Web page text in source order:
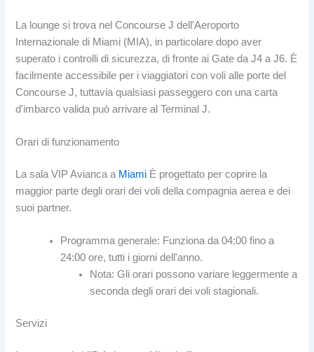
La lounge si trova nel Concourse J dell'Aeroporto
Internazionale di Miami (MIA), in particolare dopo aver
superato i controlli di sicurezza, di fronte ai Gate da J4 a J6. È
facilmente accessibile per i viaggiatori con voli alle porte del
Concourse J, tuttavia qualsiasi passeggero con una carta
d'imbarco valida può arrivare al Terminal J.
Orari di funzionamento
La sala VIP Avianca a Miami È progettato per coprire la
maggior parte degli orari dei voli della compagnia aerea e dei
suoi partner.
Programma generale: Funziona da 04:00 fino a
24:00 ore, tutti i giorni dell'anno.
Nota: Gli orari possono variare leggermente a
seconda degli orari dei voli stagionali.
Servizi